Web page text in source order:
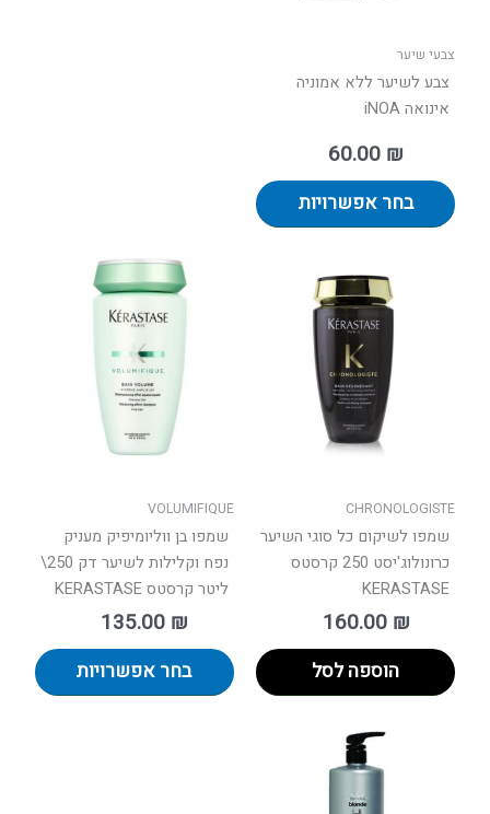
VOLUMIFIQUE
שמפו בן ווליומיפיק מעניק
נפח וקלילות לשיער דק 250\
ליטר קרסטס KERASTASE
135.00 ₪
בחר אפשרויות
CHRONOLOGISTE
שמפו לשיקום כל סוגי השיער
כרונולוג'יסט 250 קרסטס
KERASTASE
160.00 ₪
הוספה לסל
צבעי שיער
צבע לשיער ללא אמוניה
אינואה iNOA
60.00 ₪
בחר אפשרויות